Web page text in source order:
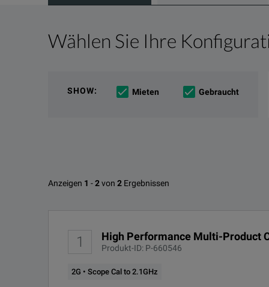
Wählen Sie Ihre
SHOW: Mieten Gebraucht
Verfügbare Optionen für Fluke
1G
2G
Anzeigen 1 -2von 2 Ergebnissen
1 High Performance Multi-Product
Produkt-ID: P-660546
2G • Scope Cal to 2.1GHz
Produktübersicht
5560A: The most comprehensive workload
Ressourcen